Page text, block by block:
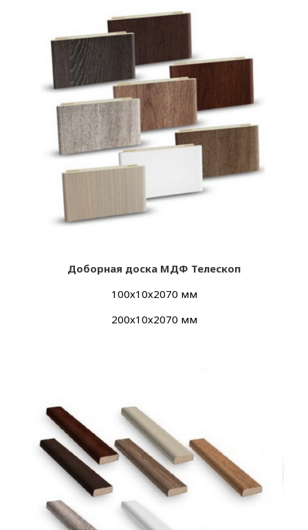
Доборная доска МДФ Телескоп
100х10х2070 мм
200х10х2070 мм